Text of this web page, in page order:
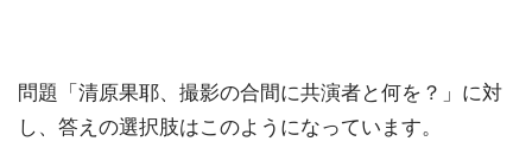
問題「清原果耶、撮影の合間に共演者と何を？」に対
し、答えの選択肢はこのようになっています。